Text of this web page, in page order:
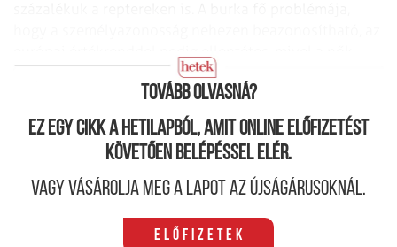
elnyomásának szimbóluma.
Tovább olvasná?
Ez egy cikk a hetilapból, amit online előfizetést
követően belépéssel elér.
Vagy vásárolja meg a lapot az újságárusoknál.
Előfizetek